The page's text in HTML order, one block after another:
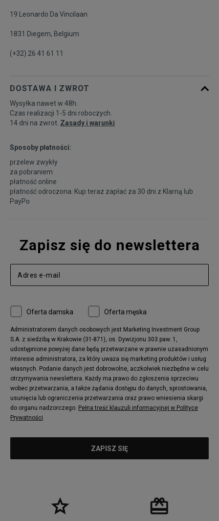
19 Leonardo Da Vincilaan
1831 Diegem, Belgium
(+32) 26 41 61 11
DOSTAWA I ZWROT
Wysyłka nawet w 48h.
Czas realizacji 1-5 dni roboczych.
14 dni na zwrot. Zasady i warunki
Sposoby płatności:
przelew zwykły
za pobraniem
płatność online
płatność odroczona: Kup teraz zapłać za 30 dni z Klarną lub
PayPo
Zapisz się do newslettera
Oferta damska Oferta męska
Administratorem danych osobowych jest Marketing Investment Group
S.A. z siedzibą w Krakowie (31-871), os. Dywizjonu 303 paw. 1,
udostępnione powyżej dane będą przetwarzane w prawnie uzasadnionym
interesie administratora, za który uważa się marketing produktów i usług
własnych. Podanie danych jest dobrowolne, aczkolwiek niezbędne w celu
otrzymywania newslettera. Każdy ma prawo do zgłoszenia sprzeciwu
wobec przetwarzania, a także żądania dostępu do danych, sprostowania,
usunięcia lub ograniczenia przetwarzania oraz prawo wniesienia skargi
do organu nadzorczego. Pełna treść klauzuli informacyjnej w Polityce
Prywatności